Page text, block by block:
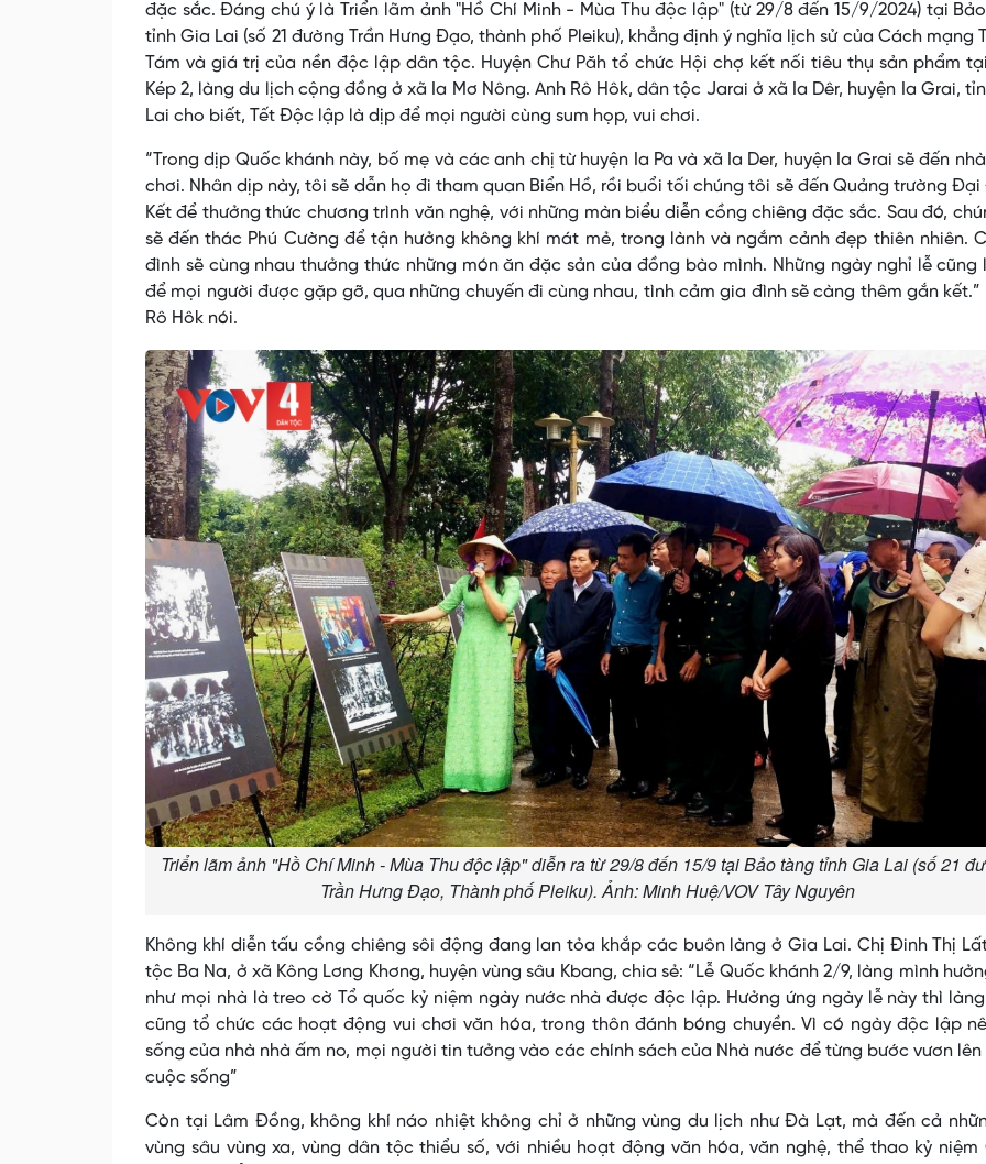
đặc sắc. Đáng chú ý là Triển lãm ảnh "Hồ Chí Minh - Mùa Thu độc lập" (từ 29/8 đến 15/9/2024) tại
tỉnh Gia Lai (số 21 đường Trần Hưng Đạo, thành phố Pleiku), khẳng định ý nghĩa lịch sử của Cách mạng
Tám và giá trị của nền độc lập dân tộc. Huyện Chư Păh tổ chức Hội chợ kết nối tiêu thụ sản phẩm
Kép 2, làng du lịch cộng đồng ở xã Ia Mơ Nông. Anh Rô Hôk, dân tộc Jarai ở xã Ia Dêr, huyện Ia Grai,
Lai cho biết, Tết Độc lập là dịp để mọi người cùng sum họp, vui chơi.
“Trong dịp Quốc khánh này, bố mẹ và các anh chị từ huyện Ia Pa và xã Ia Der, huyện Ia Grai sẽ đến
chơi. Nhân dịp này, tôi sẽ dẫn họ đi tham quan Biển Hồ, rồi buổi tối chúng tôi sẽ đến Quảng trường
Kết để thưởng thức chương trình văn nghệ, với những màn biểu diễn cồng chiêng đặc sắc. Sau đó,
sẽ đến thác Phú Cường để tận hưởng không khí mát mẻ, trong lành và ngắm cảnh đẹp thiên nhiên.
đình sẽ cùng nhau thưởng thức những món ăn đặc sản của đồng bào mình. Những ngày nghỉ lễ cũng
để mọi người được gặp gỡ, qua những chuyến đi cùng nhau, tình cảm gia đình sẽ càng thêm gắn kết.”
Rô Hôk nói.
Triển lãm ảnh "Hồ Chí Minh - Mùa Thu độc lập" diễn ra từ 29/8 đến 15/9 tại Bảo tàng tỉnh Gia Lai (số 21
Trần Hưng Đạo, Thành phố Pleiku). Ảnh: Minh Huệ/VOV Tây Nguyên
Không khí diễn tấu cồng chiêng sôi động đang lan tỏa khắp các buôn làng ở Gia Lai. Chị Đinh Thị
tộc Ba Na, ở xã Kông Lơng Khơng, huyện vùng sâu Kbang, chia sẻ: “Lễ Quốc khánh 2/9, làng mình
như mọi nhà là treo cờ Tổ quốc kỷ niệm ngày nước nhà được độc lập. Hưởng ứng ngày lễ này thì
cũng tổ chức các hoạt động vui chơi văn hóa, trong thôn đánh bóng chuyền. Vì có ngày độc lập
sống của nhà nhà ấm no, mọi người tin tưởng vào các chính sách của Nhà nước để từng bước vươn
cuộc sống”
Còn tại Lâm Đồng, không khí náo nhiệt không chỉ ở những vùng du lịch như Đà Lạt, mà đến cả
vùng sâu vùng xa, vùng dân tộc thiểu số, với nhiều hoạt động văn hóa, văn nghệ, thể thao kỷ niệm